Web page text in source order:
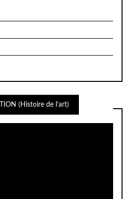
(Histoire de l’art)